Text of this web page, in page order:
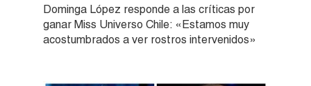
Dominga López responde a las críticas por
ganar Miss Universo Chile: «Estamos muy
acostumbrados a ver rostros intervenidos»